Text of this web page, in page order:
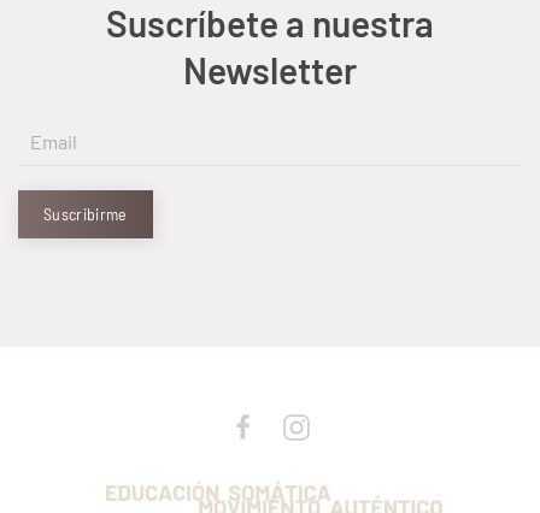
Suscríbete a nuestra
Newsletter
Suscribirme